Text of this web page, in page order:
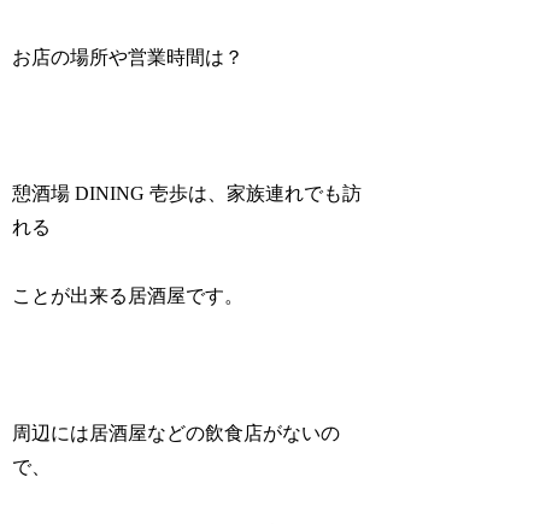
お店の場所や営業時間は？
憩酒場 DINING 壱歩は、家族連れでも訪
れる
ことが出来る居酒屋です。
周辺には居酒屋などの飲食店がないの
で、